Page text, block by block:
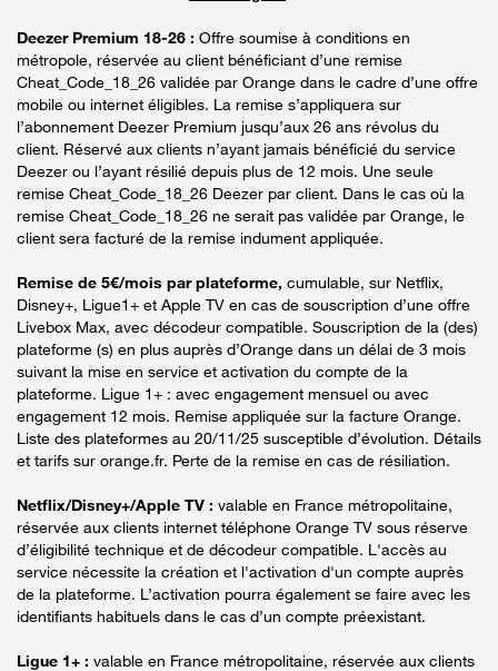
Deezer Premium 18-26 : Offre soumise à conditions en
métropole, réservée au client bénéficiant d’une remise
Cheat_Code_18_26 validée par Orange dans le cadre d’une offre
mobile ou internet éligibles. La remise s’appliquera sur
l’abonnement Deezer Premium jusqu’aux 26 ans révolus du
client. Réservé aux clients n’ayant jamais bénéficié du service
Deezer ou l’ayant résilié depuis plus de 12 mois. Une seule
remise Cheat_Code_18_26 Deezer par client. Dans le cas où la
remise Cheat_Code_18_26 ne serait pas validée par Orange, le
client sera facturé de la remise indument appliquée.
Remise de 5€/mois par plateforme, cumulable, sur Netflix,
Disney+, Ligue1+ et Apple TV en cas de souscription d’une offre
Livebox Max, avec décodeur compatible. Souscription de la (des)
plateforme (s) en plus auprès d’Orange dans un délai de 3 mois
suivant la mise en service et activation du compte de la
plateforme. Ligue 1+ : avec engagement mensuel ou avec
engagement 12 mois. Remise appliquée sur la facture Orange.
Liste des plateformes au 20/11/25 susceptible d’évolution. Détails
et tarifs sur orange.fr. Perte de la remise en cas de résiliation.
Netflix/Disney+/Apple TV : valable en France métropolitaine,
réservée aux clients internet téléphone Orange TV sous réserve
d’éligibilité technique et de décodeur compatible. L'accès au
service nécessite la création et l'activation d'un compte auprès
de la plateforme. L’activation pourra également se faire avec les
identifiants habituels dans le cas d’un compte préexistant.
Ligue 1+ : valable en France métropolitaine, réservée aux clients